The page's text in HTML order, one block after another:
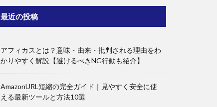
最近の投稿
アフィカスとは？意味・由来・批判される理由をわ
かりやすく解説【避けるべきNG行動も紹介】
AmazonURL短縮の完全ガイド｜見やすく安全に使
える最新ツールと方法10選